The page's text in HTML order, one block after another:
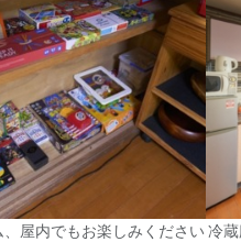
屋内でもお楽しみください 冷